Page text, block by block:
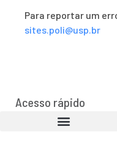
Para reportar um
sites.poli@usp.br
Acesso rápido